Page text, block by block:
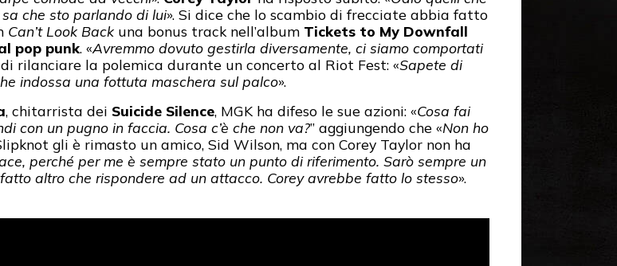
che sto parlando di lui». Si dice che lo scambio di frecciate abbia fatto
Can’t Look Back una bonus track nell’album Tickets to My Downfall
pop punk. «Avremmo dovuto gestirla diversamente, ci siamo comportati
rilanciare la polemica durante un concerto al Riot Fest: «Sapete di
indossa una fottuta maschera sul palco».
, chitarrista dei Suicide Silence, MGK ha difeso le sue azioni: «Cosa fai
con un pugno in faccia. Cosa c’è che non va?” aggiungendo che «Non ho
gli è rimasto un amico, Sid Wilson, ma con Corey Taylor non ha
perché per me è sempre stato un punto di riferimento. Sarò sempre un
altro che rispondere ad un attacco. Corey avrebbe fatto lo stesso».